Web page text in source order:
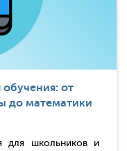
от
до математики
для школьников и